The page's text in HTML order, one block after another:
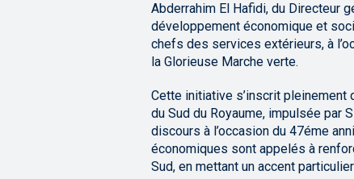
Abderrahim El Hafidi, du Directeur
développement économique et
chefs des services extérieurs, à
la Glorieuse Marche verte.
Cette initiative s’inscrit
du Sud du Royaume, impulsée par
discours à l’occasion du 47éme
économiques sont appelés à
Sud, en mettant un accent